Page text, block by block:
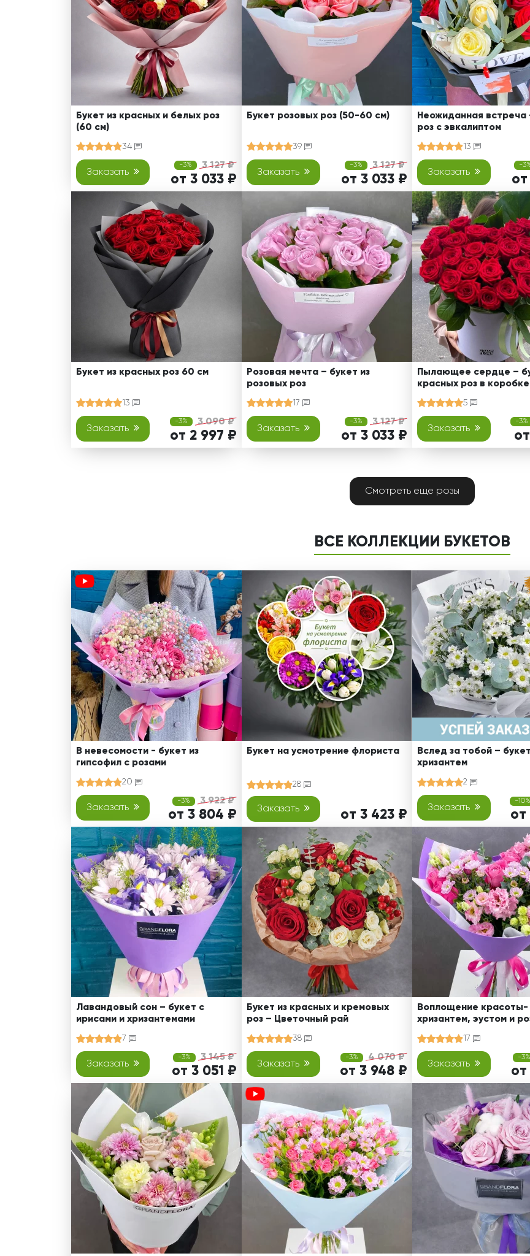
Букет из красных и белых роз
(60 см)
34
Заказать
-3% 3 127 ₽
от 3 033 ₽
Букет розовых роз (50-60 см)
39
Заказать
-3% 3 127 ₽
от 3 033 ₽
Неожиданная встреча
роз с эвкалиптом
13
Заказать
-
от
Букет из красных роз 60 см
13
Заказать
-3% 3 090 ₽
от 2 997 ₽
Розовая мечта – букет из
розовых роз
17
Заказать
-3% 3 127 ₽
от 3 033 ₽
Пылающее сердце –
красных роз в коробке
5
Заказать
-3%
Смотреть еще розы
ВСЕ КОЛЛЕКЦИИ БУКЕТОВ
В невесомости - букет из
гипсофил с розами
20
Заказать
-3% 3 922 ₽
от 3 804 ₽
Букет на усмотрение флориста
28
Заказать от 3 423 ₽
Вслед за тобой –
хризантем
2
Заказать
-10%
от
Лавандовый сон – букет с
ирисами и хризантемами
7
Заказать
-3% 3 145 ₽
от 3 051 ₽
Букет из красных и кремовых
роз – Цветочный рай
38
Заказать
-3% 4 070 ₽
от 3 948 ₽
Воплощение красоты-
хризантем, эустом и
17
Заказать
-3%
от